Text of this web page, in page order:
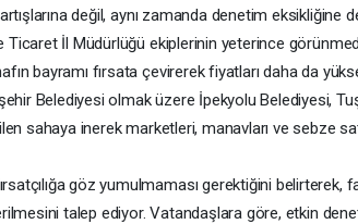
değil, aynı zamanda denetim eksikliğine
Ticaret İl Müdürlüğü ekiplerinin yeterince
bayramı fırsata çevirerek fiyatları daha da
Belediyesi olmak üzere İpekyolu Belediyesi,
sahaya inerek marketleri, manavları ve sebze
göz yumulmaması gerektiğini belirterek,
talep ediyor. Vatandaşlara göre, etkin